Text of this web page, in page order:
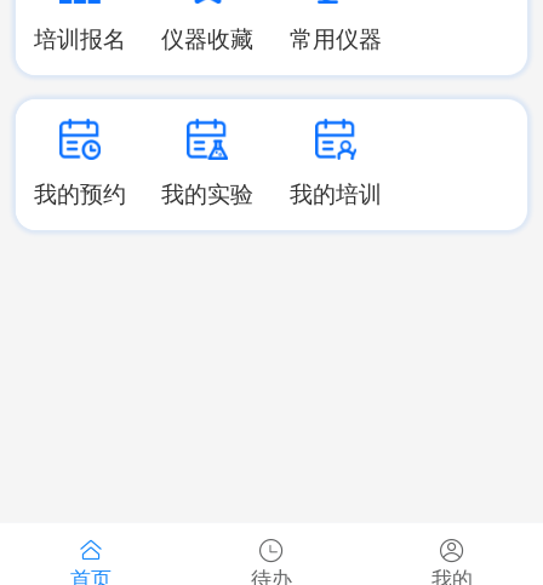
培训报名 仪器收藏 常用仪器
我的预约 我的实验 我的培训
首页 待办 我的